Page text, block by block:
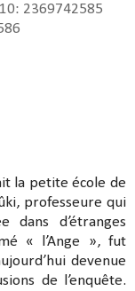
10: 2369742585
la petite école de
professeure qui
dans d’étranges
« l’Ange », fut
devenue
de l’enquête.